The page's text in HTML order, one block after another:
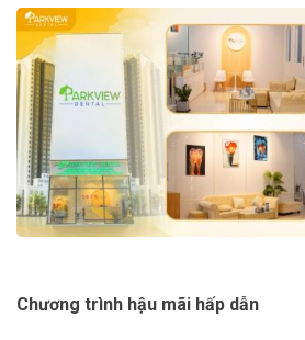
Chương trình hậu mãi hấp dẫn